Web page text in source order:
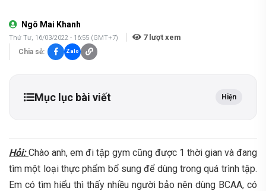
Ngô Mai Khanh
Thứ Tư, 16/03/2022 - 16:55 (GMT+7) 7lượt xem
Chia sẻ: Zalo
Mục lục bài viết Hiện
Hỏi: Chào anh, em đi tập gym cũng được 1 thời gian và đang
tìm một loại thực phẩm bổ sung để dùng trong quá trình tập.
Em có tìm hiểu thì thấy nhiều người bảo nên dùng BCAA, có